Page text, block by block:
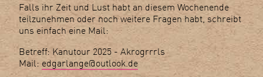
Falls ihr Zeit und Lust habt an diesem Wochenende
teilzunehmen oder noch weitere Fragen habt, schreibt
uns einfach eine Mail:
Betreff: Kanutour 2025 - Akrogrrrls
Mail: edgarlange@outlook.de